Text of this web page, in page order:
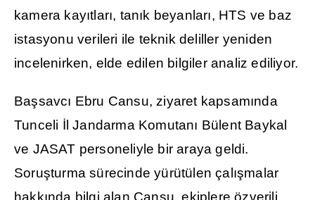
kamera kayıtları, tanık beyanları, HTS ve baz
istasyonu verileri ile teknik deliller yeniden
incelenirken, elde edilen bilgiler analiz ediliyor.
Başsavcı Ebru Cansu, ziyaret kapsamında
Tunceli İ l Jandarma Komutanı Bülent Baykal
ve JASAT personeliyle bir araya geldi.
Soruşturma sürecinde yürütülen çal ışmalar
hakkında bilgi alan Cansu, ekiplere özverili